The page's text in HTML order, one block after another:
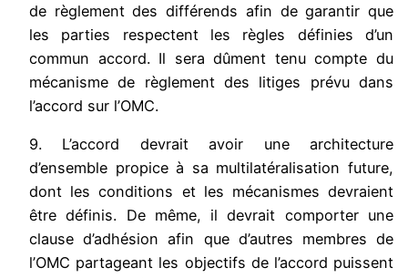
de règlement des différends afin de garantir que
les parties respectent les règles définies d’un
commun accord. Il sera dûment tenu compte du
mécanisme de règlement des litiges prévu dans
l’accord sur l’OMC.
9. L’accord devrait avoir une architecture
d’ensemble propice à sa multilatéralisation future,
dont les conditions et les mécanismes devraient
être définis. De même, il devrait comporter une
clause d’adhésion afin que d’autres membres de
l’OMC partageant les objectifs de l’accord puissent